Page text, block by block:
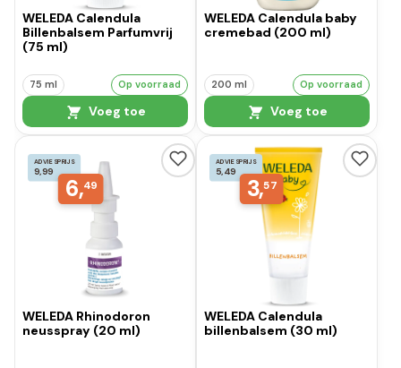
WELEDA Calendula
Billenbalsem Parfumvrij
(75 ml)
75 ml Op voorraad
Voeg toe
WELEDA Calendula baby
cremebad (200 ml)
200 ml Op voorraad
Voeg toe
ADVIESPRIJS
9,99
6,49
WELEDA Rhinodoron
neusspray (20 ml)
ADVIESPRIJS
5,49
3,57
WELEDA Calendula
billenbalsem (30 ml)